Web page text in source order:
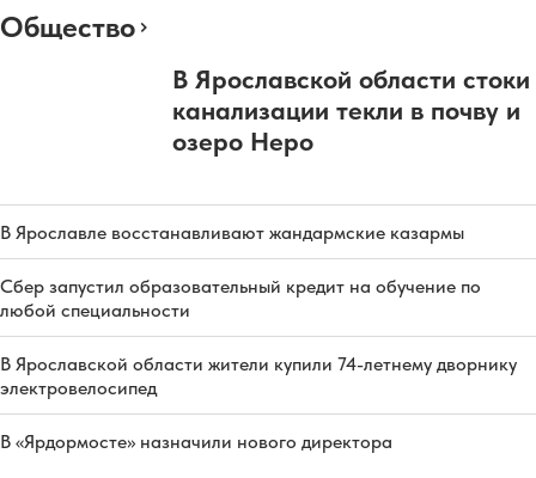
Общество
В Ярославской области стоки
канализации текли в почву и
озеро Неро
В Ярославле восстанавливают жандармские казармы
Сбер запустил образовательный кредит на обучение по
любой специальности
В Ярославской области жители купили 74-летнему дворнику
электровелосипед
В «Ярдормосте» назначили нового директора